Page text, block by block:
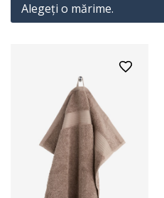
Alegeţi o mărime.